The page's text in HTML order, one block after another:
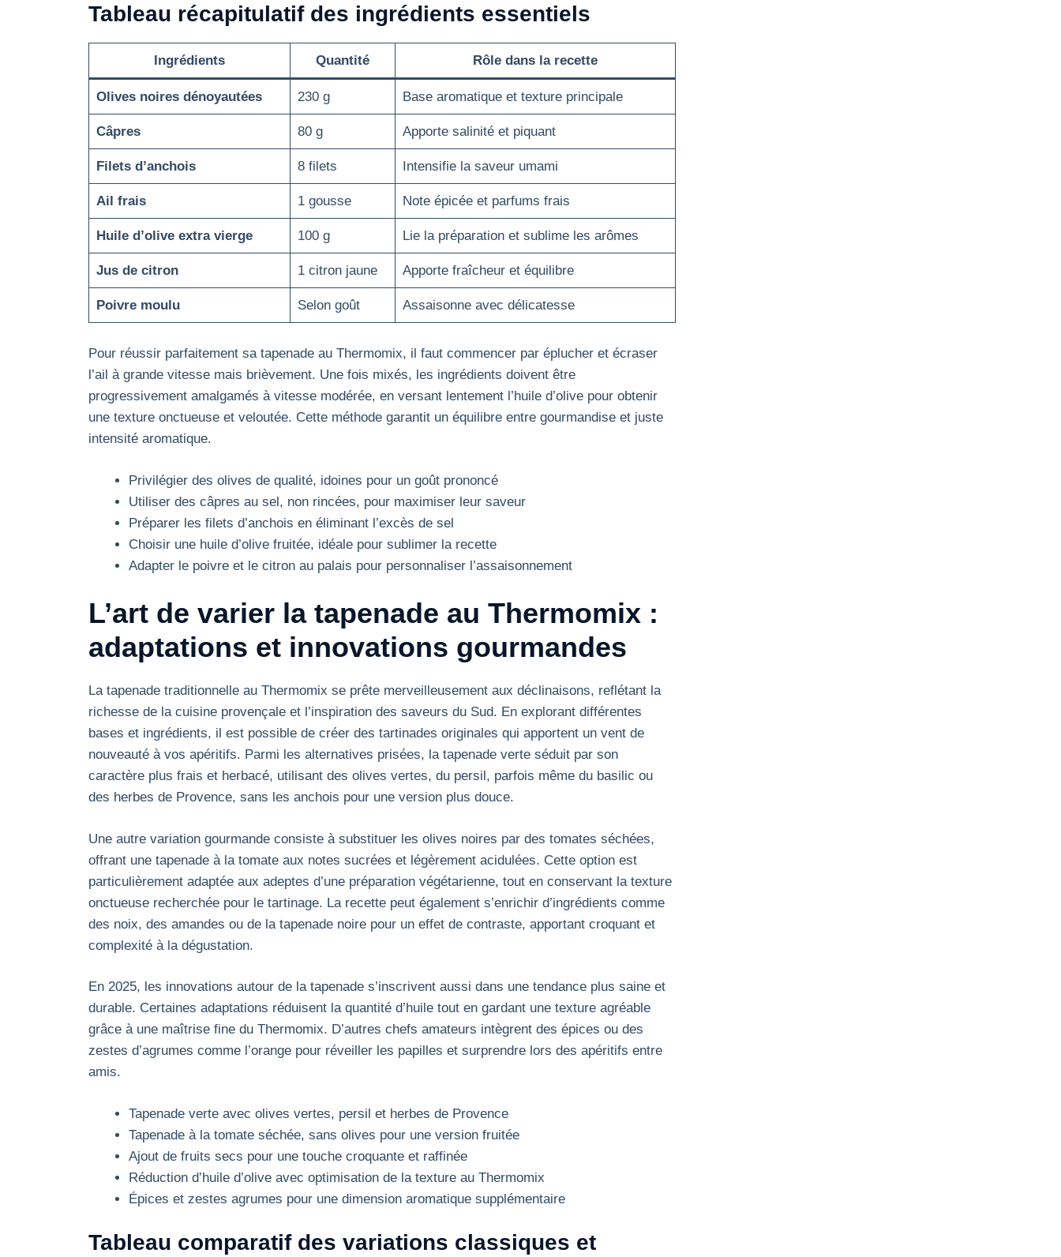
Tableau récapitulatif des ingrédients essentiels
Ingrédients Quantité Rôle dans la recette
Olives noires dénoyautées 230 g Base aromatique et texture principale
Câpres 80 g Apporte salinité et piquant
Filets d’anchois 8 filets Intensifie la saveur umami
Ail frais 1 gousse Note épicée et parfums frais
Huile d’olive extra vierge 100 g Lie la préparation et sublime les arômes
Jus de citron 1 citron jaune Apporte fraîcheur et équilibre
Poivre moulu Selon goût Assaisonne avec délicatesse
Pour réussir parfaitement sa tapenade au Thermomix, il faut commencer par éplucher et écraser
l’ail à grande vitesse mais brièvement. Une fois mixés, les ingrédients doivent être
progressivement amalgamés à vitesse modérée, en versant lentement l’huile d’olive pour obtenir
une texture onctueuse et veloutée. Cette méthode garantit un équilibre entre gourmandise et juste
intensité aromatique.
Privilégier des olives de qualité, idoines pour un goût prononcé
Utiliser des câpres au sel, non rincées, pour maximiser leur saveur
Préparer les filets d’anchois en éliminant l’excès de sel
Choisir une huile d’olive fruitée, idéale pour sublimer la recette
Adapter le poivre et le citron au palais pour personnaliser l’assaisonnement
L’art de varier la tapenade au Thermomix :
adaptations et innovations gourmandes
La tapenade traditionnelle au Thermomix se prête merveilleusement aux déclinaisons, reflétant la
richesse de la cuisine provençale et l’inspiration des saveurs du Sud. En explorant différentes
bases et ingrédients, il est possible de créer des tartinades originales qui apportent un vent de
nouveauté à vos apéritifs. Parmi les alternatives prisées, la tapenade verte séduit par son
caractère plus frais et herbacé, utilisant des olives vertes, du persil, parfois même du basilic ou
des herbes de Provence, sans les anchois pour une version plus douce.
Une autre variation gourmande consiste à substituer les olives noires par des tomates séchées,
offrant une tapenade à la tomate aux notes sucrées et légèrement acidulées. Cette option est
particulièrement adaptée aux adeptes d’une préparation végétarienne, tout en conservant la texture
onctueuse recherchée pour le tartinage. La recette peut également s’enrichir d’ingrédients comme
des noix, des amandes ou de la tapenade noire pour un effet de contraste, apportant croquant et
complexité à la dégustation.
En 2025, les innovations autour de la tapenade s’inscrivent aussi dans une tendance plus saine et
durable. Certaines adaptations réduisent la quantité d’huile tout en gardant une texture agréable
grâce à une maîtrise fine du Thermomix. D’autres chefs amateurs intègrent des épices ou des
zestes d’agrumes comme l’orange pour réveiller les papilles et surprendre lors des apéritifs entre
amis.
Tapenade verte avec olives vertes, persil et herbes de Provence
Tapenade à la tomate séchée, sans olives pour une version fruitée
Ajout de fruits secs pour une touche croquante et raffinée
Réduction d’huile d’olive avec optimisation de la texture au Thermomix
Épices et zestes agrumes pour une dimension aromatique supplémentaire
Tableau comparatif des variations classiques et